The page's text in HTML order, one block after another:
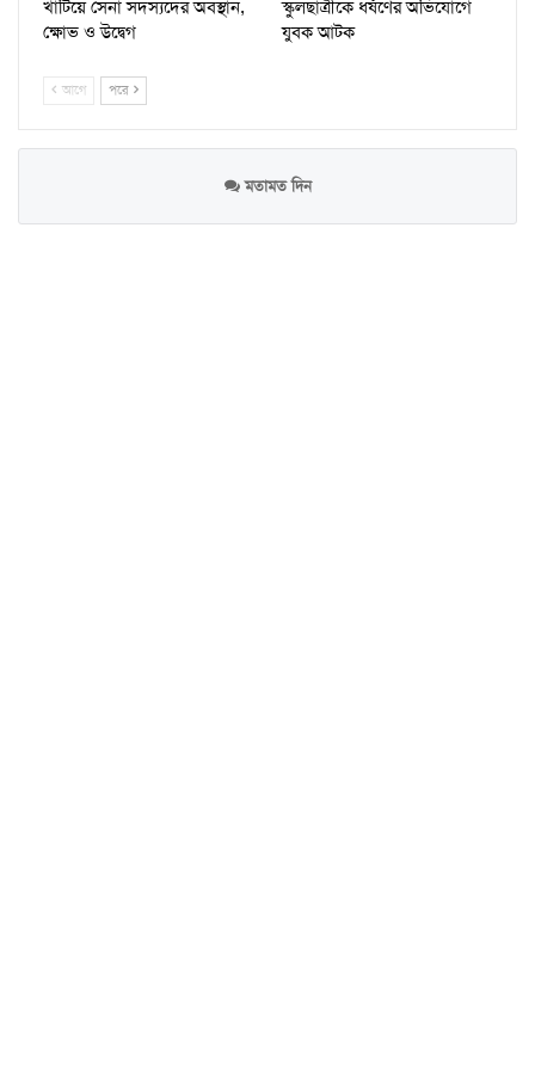
খাটিয়ে সেনা সদস্যদের অবস্থান,
ক্ষোভ ও উদ্বেগ
স্কুলছাত্রীকে ধর্ষণের অভিযোগে
যুবক আটক
আগে পরে
মতামত দিন